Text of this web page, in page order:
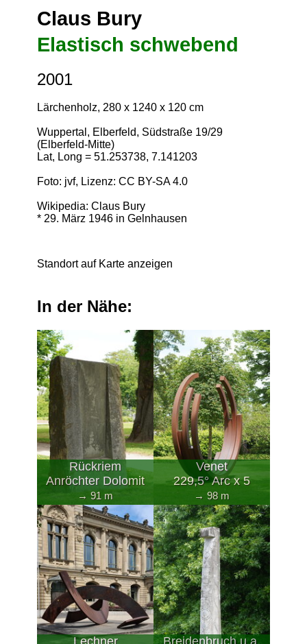
Claus Bury
Elastisch schwebend
2001
Lärchenholz, 280 x 1240 x 120 cm
Wuppertal, Elberfeld, Südstraße 19/29
(Elberfeld-Mitte)
Lat, Long = 51.253738, 7.141203
Foto: jvf, Lizenz: CC BY-SA 4.0
Wikipedia: Claus Bury
* 29. März 1946 in Gelnhausen
Standort auf Karte anzeigen
In der Nähe:
Rückriem
Anröchter Dolomit
→ 91 m
Venet
229,5° Arc x 5
→ 98 m